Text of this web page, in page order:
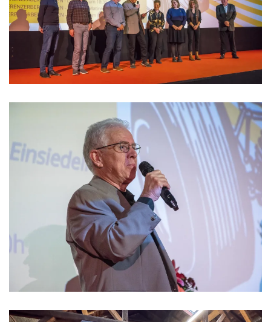
>>>>>>>>
>>>>>>>>